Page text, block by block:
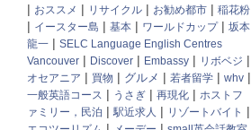
| おススメ | リサイクル | お勧め都市 | 稲花粉
| イースター島 | 基本 | ワールドカップ| 坂本
龍一 | SELC Language English Centres
Vancouver | Discover | Embassy | リボベジ |
オセアニア | 買物 | グルメ | 若者留学 | whv |
一般英語コース | うさぎ | 再現化 | ホストフ
ァミリー，民泊 | 駅近求人 | リゾートバイト |